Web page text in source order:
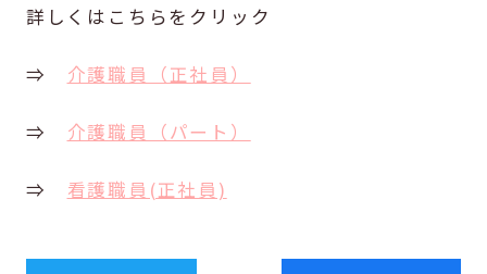
詳しくはこちらをクリック
⇒ 介護職員（正社員）
⇒ 介護職員（パート）
⇒ 看護職員(正社員)